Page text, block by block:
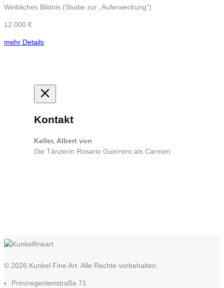
Weibliches Bildnis (Studie zur „Auferweckung“)
12.000 €
mehr Details
Kontakt
Keller, Albert von
Die Tänzerin Rosario Guerrero als Carmen
© 2026 Kunkel Fine Art. Alle Rechte vorbehalten.
Prinzregentenstraße 71